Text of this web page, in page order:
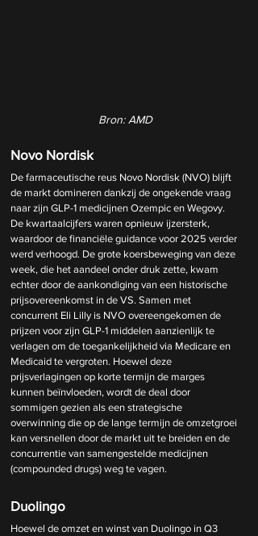
Bron: AMD
Novo Nordisk
De farmaceutische reus Novo Nordisk (NVO) blijft
de markt domineren dankzij de ongekende vraag
naar zijn GLP-1 medicijnen Ozempic en Wegovy.
De kwartaalcijfers waren opnieuw ijzersterk,
waardoor de financiële guidance voor 2025 verder
werd verhoogd. De grote koersbeweging van deze
week, die het aandeel onder druk zette, kwam
echter door de aankondiging van een historische
prijsovereenkomst in de VS. Samen met
concurrent Eli Lilly is NVO overeengekomen de
prijzen voor zijn GLP-1 middelen aanzienlijk te
verlagen om de toegankelijkheid via Medicare en
Medicaid te vergroten. Hoewel deze
prijsverlagingen op korte termijn de marges
kunnen beïnvloeden, wordt de deal door
sommigen gezien als een strategische
overwinning die op de lange termijn de omzetgroei
kan versnellen door de markt uit te breiden en de
concurrentie van samengestelde medicijnen
(compounded drugs) weg te vagen.
Duolingo
Hoewel de omzet en winst van Duolingo in Q3